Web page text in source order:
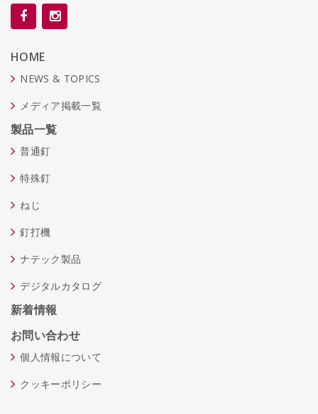
HOME
NEWS & TOPICS
メディア掲載一覧
製品一覧
普通釘
特殊釘
ねじ
釘打機
ナテック製品
デジタルカタログ
新着情報
お問い合わせ
個人情報について
クッキーポリシー